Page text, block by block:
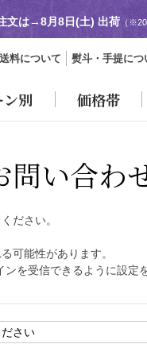
文は→8月8日(土) 出荷 （
送料について 熨斗・手提につ
ン別 価格帯
問い合わ
ださい。
可能性があります。
を受信できるように設定